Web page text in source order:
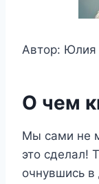
Автор: Юлия
О чем
Мы сами не
это сделал!
очнувшись